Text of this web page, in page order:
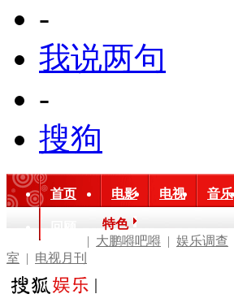
-
我说两句
-
搜狗
首页 电影 电视 音乐
特色
| 大鹏嘚吧嘚 | 娱乐调查
室 | 电视月刊